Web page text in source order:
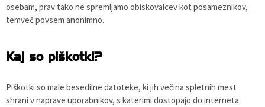
osebam, prav tako ne spremljamo obiskovalcev kot posameznikov,
temveč povsem anonimno.
Kaj so piškotki?
Piškotki so male besedilne datoteke, ki jih večina spletnih mest
shrani v naprave uporabnikov, s katerimi dostopajo do interneta.